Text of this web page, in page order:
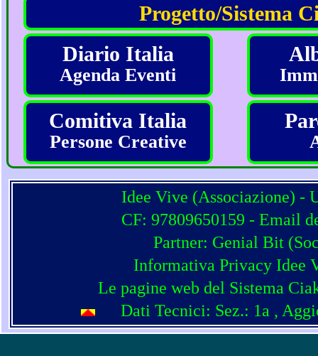
Progetto/Sistema
Diario Italia
Agenda Eventi
Comitiva Italia
Persone Creative
Idee Vive (Associazione) -
CF: 97809650159 - Email
Partner: Genial Bit (
Informativa Privacy Idee
Le pagine web del Sistema
Dati Tecnici: Sez.: 1a ,